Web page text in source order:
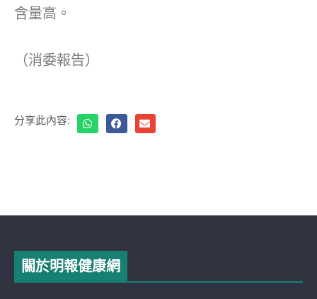
含量高。
（消委報告）
分享此內容:
關於明報健康網